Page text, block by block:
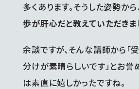
多くあります。そうした姿勢から
歩が肝心だと教えていただきま
余談ですが、そんな講師から「
分けが素晴らしいです」とお誉
は素直に嬉しかったですね。